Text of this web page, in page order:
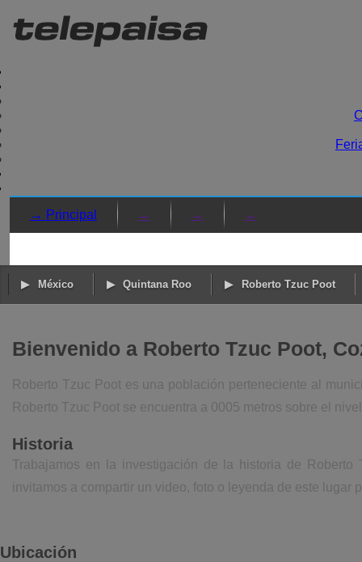
→ Principal → → →
México Quintana Roo Roberto Tzuc Poot
Bienvenido a Roberto Tzuc Poot,
Roberto Tzuc Poot es una población perteneciente al
Roberto Tzuc Poot se encuentra a 0005 metros sobre el
Historia
Trabajamos en la investigación de la historia de Roberto
invitamos a compartir un video, foto o leyenda de este lugar
Ubicación